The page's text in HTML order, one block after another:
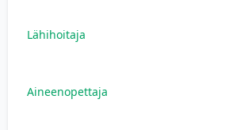
Lähihoitaja
Aineenopettaja